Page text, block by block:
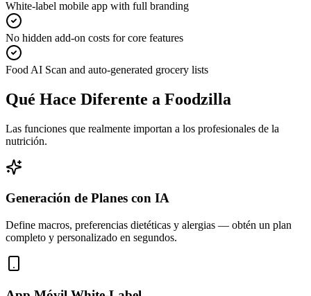
White-label mobile app with full branding
No hidden add-on costs for core features
Food AI Scan and auto-generated grocery lists
Qué Hace Diferente a Foodzilla
Las funciones que realmente importan a los profesionales de la
nutrición.
Generación de Planes con IA
Define macros, preferencias dietéticas y alergias — obtén un plan
completo y personalizado en segundos.